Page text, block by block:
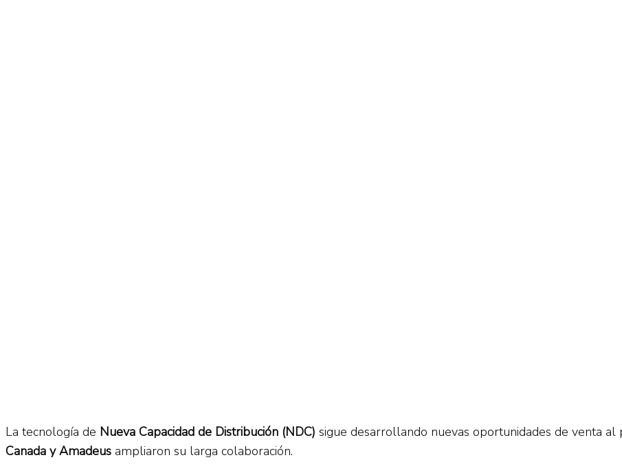
La tecnología de Nueva Capacidad de Distribución (NDC) sigue desarrollando nuevas oportunidades de venta
Canada y Amadeus ampliaron su larga colaboración.